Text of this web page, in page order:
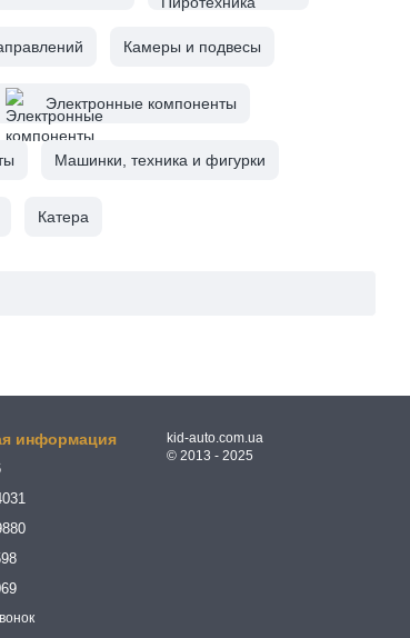
Камеры и подвесы
Электронные компоненты
Машинки, техника и фигурки
Катера
информация
kid-auto.com.ua
© 2013 - 2025